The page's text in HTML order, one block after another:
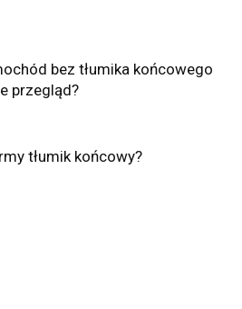
bez tłumika końcowego
przegląd?
tłumik końcowy?